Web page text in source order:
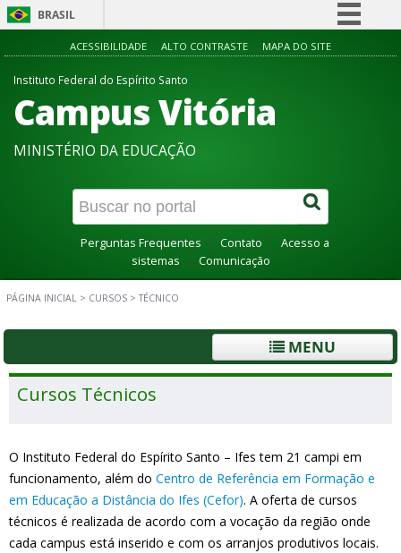
BRASIL
Simplifique!
Acesso à informação
Canais
ACESSIBILIDADE ALTO CONTRASTE MAPA DO SITE
Instituto Federal do Espírito Santo
Campus Vitória
MINISTÉRIO DA EDUCAÇÃO
Perguntas Frequentes Contato
Acesso a
sistemas
Comunicação
PÁGINA INICIAL > CURSOS >TÉCNICO
MENU
Cursos Técnicos
O Instituto Federal do Espírito Santo – Ifes tem 21 campi em
funcionamento, além do Centro de Referência em Formação e
em Educação a Distância do Ifes (Cefor). A oferta de cursos
técnicos é realizada de acordo com a vocação da região onde
cada campus está inserido e com os arranjos produtivos locais.